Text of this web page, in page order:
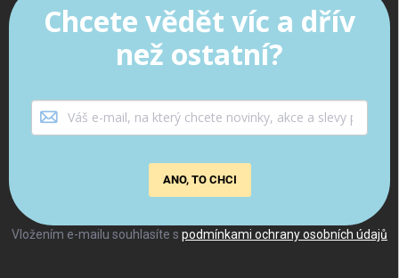
Vložením e-mailu souhlasíte s podmínkami ochrany osobních údajů
Chcete vědět víc a dřív
než ostatní?
ANO, TO CHCI